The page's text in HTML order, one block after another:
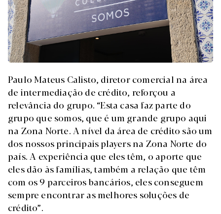
Paulo Mateus Calisto, diretor comercial na área
de intermediação de crédito, reforçou a
relevância do grupo. “Esta casa faz parte do
grupo que somos, que é um grande grupo aqui
na Zona Norte. A nível da área de crédito são um
dos nossos principais players na Zona Norte do
país. A experiência que eles têm, o aporte que
eles dão às famílias, também a relação que têm
com os 9 parceiros bancários, eles conseguem
sempre encontrar as melhores soluções de
crédito”.